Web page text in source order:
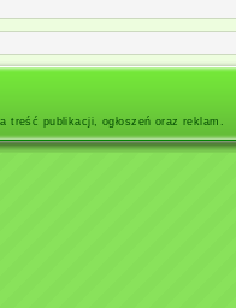
treść publikacji, ogłoszeń oraz reklam.